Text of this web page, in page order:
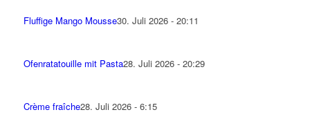
Fluffige Mango Mousse30. Juli 2026 - 20:11
Ofenratatouille mit Pasta28. Juli 2026 - 20:29
Crème fraîche28. Juli 2026 - 6:15